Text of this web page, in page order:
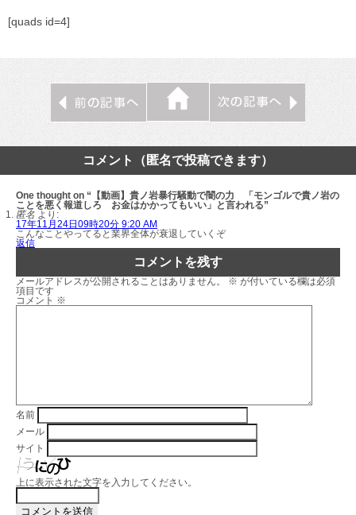
[quads id=4]
コメント（匿名で投稿できます）
One thought on “【動画】貴ノ岩暴行騒動で闇の力 「モンゴルで貴ノ岩の
ことを悪く報道しろ お金はかかってもいい」と言われる”
匿名 より:
17年11月24日09時20分 9:20 AM
こんなことやってると業界全体が衰退していくぞ
返信
コメントを残す
メールアドレスが公開されることはありません。 ※ が付いている欄は必須
項目です
コメント ※
名前
メール
サイト
上に表示された文字を入力してください。